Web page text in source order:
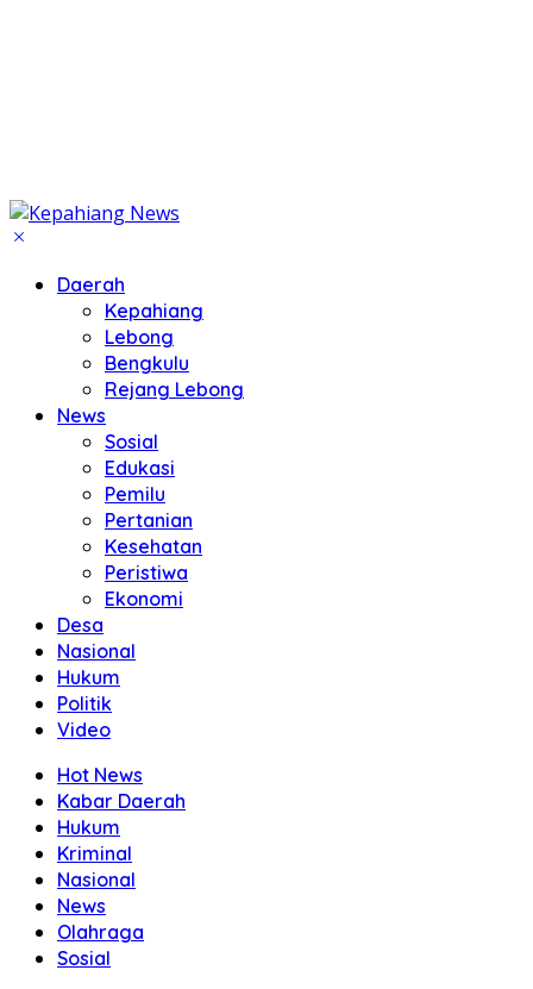
Daerah
Kepahiang
Lebong
Bengkulu
Rejang Lebong
News
Sosial
Edukasi
Pemilu
Pertanian
Kesehatan
Peristiwa
Ekonomi
Desa
Nasional
Hukum
Politik
Video
Hot News
Kabar Daerah
Hukum
Kriminal
Nasional
News
Olahraga
Sosial